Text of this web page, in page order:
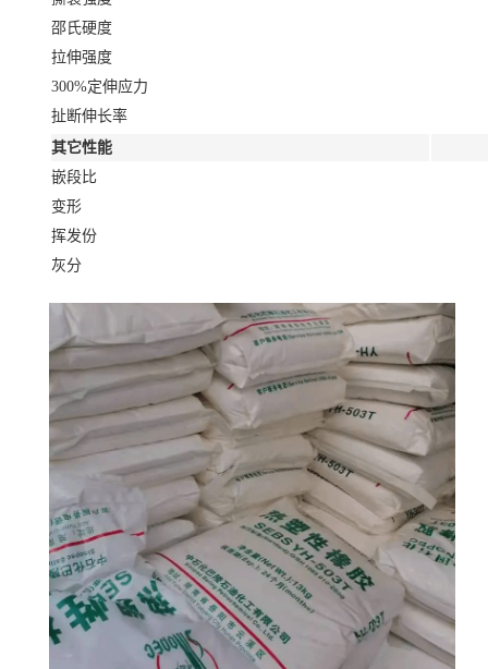
邵氏硬度
拉伸强度
300%定伸应力
扯断伸长率
其它性能
嵌段比
变形
挥发份
灰分